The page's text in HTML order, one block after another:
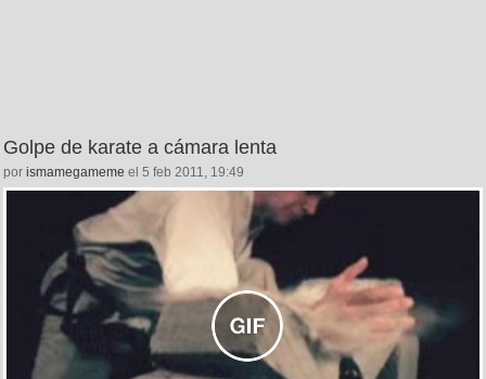
Golpe de karate a cámara lenta
por ismamegameme el 5 feb 2011, 19:49